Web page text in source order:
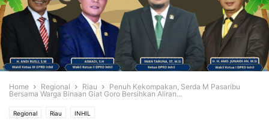
Home Regional Riau
Penuh Kekompakan, Serda M Pasaribu
Bersama Warga Binaan Giat Goro Bersihkan Aliran...
Regional Riau INHIL